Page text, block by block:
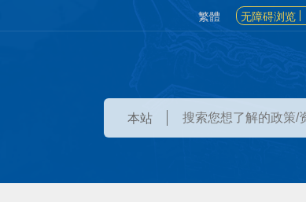
繁體 无障碍浏览
本站